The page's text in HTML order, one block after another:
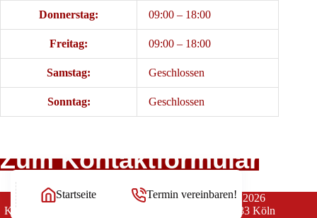
Donnerstag: 09:00 – 18:00
Freitag: 09:00 – 18:00
Samstag: Geschlossen
Sonntag: Geschlossen
Zum Kontaktformular
Copyright Rechtsanwälte Balg und Willerscheid © 2026
Kanzlei Balg & Willerscheid * Yorckstraße 12 * 50733 Köln
Startseite Termin vereinbaren!